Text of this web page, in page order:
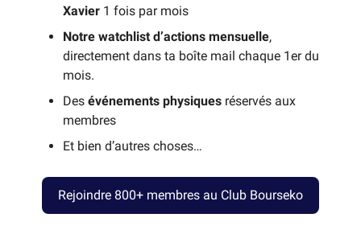
Xavier 1 fois par mois
Notre watchlist d’actions mensuelle,
directement dans ta boîte mail chaque 1er du
mois.
Des événements physiques réservés aux
membres
Et bien d’autres choses…
Rejoindre 800+ membres au Club Bourseko